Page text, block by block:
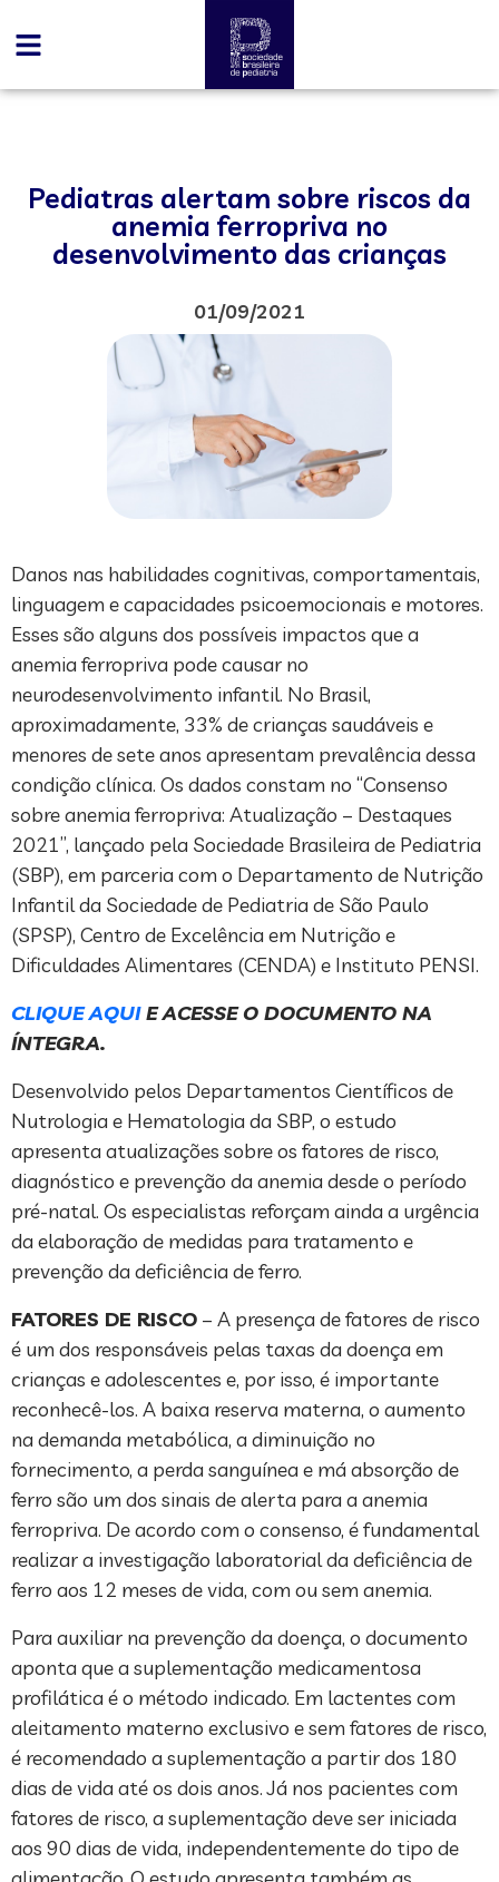
Pediatras alertam sobre riscos da
anemia ferropriva no
desenvolvimento das crianças
01/09/2021
Danos nas habilidades cognitivas, comportamentais,
linguagem e capacidades psicoemocionais e motores.
Esses são alguns dos possíveis impactos que a
anemia ferropriva pode causar no
neurodesenvolvimento infantil. No Brasil,
aproximadamente, 33% de crianças saudáveis e
menores de sete anos apresentam prevalência dessa
condição clínica. Os dados constam no “Consenso
sobre anemia ferropriva: Atualização – Destaques
2021”, lançado pela Sociedade Brasileira de Pediatria
(SBP), em parceria com o Departamento de Nutrição
Infantil da Sociedade de Pediatria de São Paulo
(SPSP), Centro de Excelência em Nutrição e
Dificuldades Alimentares (CENDA) e Instituto PENSI.
CLIQUE AQUIE ACESSE O DOCUMENTO NA
ÍNTEGRA.
Desenvolvido pelos Departamentos Científicos de
Nutrologia e Hematologia da SBP, o estudo
apresenta atualizações sobre os fatores de risco,
diagnóstico e prevenção da anemia desde o período
pré-natal. Os especialistas reforçam ainda a urgência
da elaboração de medidas para tratamento e
prevenção da deficiência de ferro.
FATORES DE RISCO – A presença de fatores de risco
é um dos responsáveis pelas taxas da doença em
crianças e adolescentes e, por isso, é importante
reconhecê-los. A baixa reserva materna, o aumento
na demanda metabólica, a diminuição no
fornecimento, a perda sanguínea e má absorção de
ferro são um dos sinais de alerta para a anemia
ferropriva. De acordo com o consenso, é fundamental
realizar a investigação laboratorial da deficiência de
ferro aos 12 meses de vida, com ou sem anemia.
Para auxiliar na prevenção da doença, o documento
aponta que a suplementação medicamentosa
profilática é o método indicado. Em lactentes com
aleitamento materno exclusivo e sem fatores de risco,
é recomendado a suplementação a partir dos 180
dias de vida até os dois anos. Já nos pacientes com
fatores de risco, a suplementação deve ser iniciada
aos 90 dias de vida, independentemente do tipo de